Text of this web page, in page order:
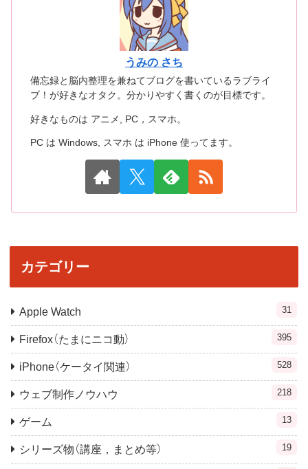
うみの さち
備忘録と脳内整理を兼ねてブログを書いているラブライ
ブ！が好きなオタク。分かりやすく書くのが目標です。
好きなものは アニメ, PC，スマホ。
PC は Windows, スマホ は iPhone 使ってます。
カテゴリー
Apple Watch 31
Firefox（たまにニコ動） 395
iPhone（ケータイ関連） 528
ウェブ制作ノウハウ 218
ゲーム 13
シリーズ物（講座，まとめ等） 19